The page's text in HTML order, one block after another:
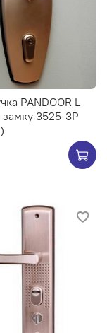
PANDOOR L
замку 3525-3Р